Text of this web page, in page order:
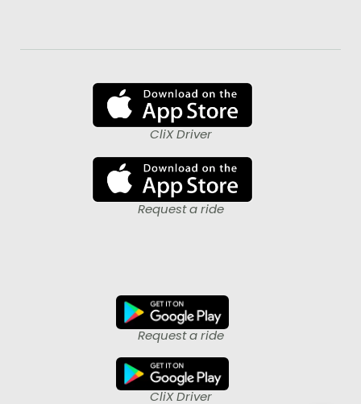
CliX Driver
Request a ride
CliX Driver
Request a ride